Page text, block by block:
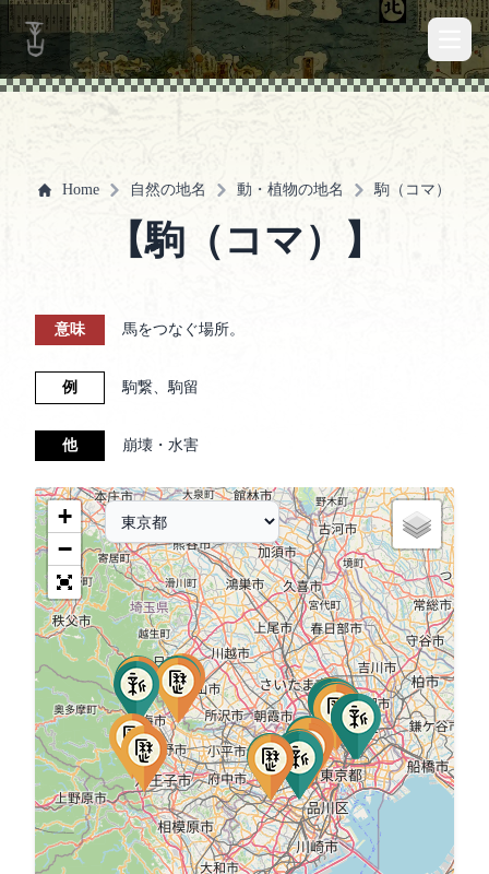
Home 自然の地名 動・植物の地名 駒（コマ）
【駒（コマ）】
意味 馬をつなぐ場所。
例 駒繋、駒留
他 崩壊・水害
+
−